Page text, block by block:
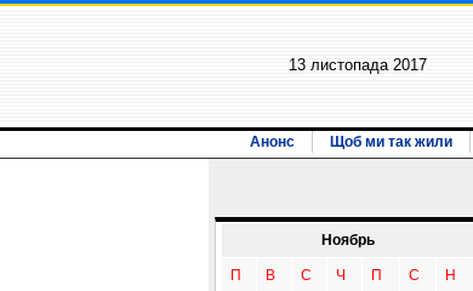
13 листопада 2017
Анонс Щоб ми так жили
Ноябрь
П В С Ч П С Н